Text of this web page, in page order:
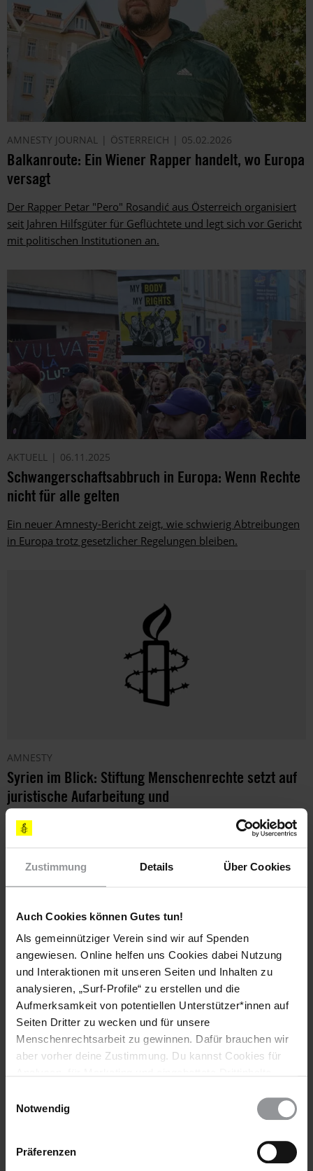
Zustimmung Details Über Cookies
Auch Cookies können Gutes tun!
Als gemeinnütziger Verein sind wir auf Spenden
angewiesen. Online helfen uns Cookies dabei Nutzung
und Interaktionen mit unseren Seiten und Inhalten zu
analysieren, „Surf-Profile“ zu erstellen und die
Aufmerksamkeit von potentiellen Unterstützer*innen auf
Seiten Dritter zu wecken und für unsere
Menschenrechtsarbeit zu gewinnen. Dafür brauchen wir
aber vorher deine Zustimmung. Du kannst Cookies für
wieder ändern. Diesen Banner kannst Du über den Link
Notwendig
Präferenzen
AMNESTY JOURNAL ÖSTERREICH 05.02.2026
Balkanroute: Ein Wiener Rapper handelt, wo Europa
versagt
Der Rapper Petar "Pero" Rosandić aus Österreich organisiert
seit Jahren Hilfsgüter für Geflüchtete und legt sich vor Gericht
mit politischen Institutionen an.
AKTUELL 06.11.2025
Schwangerschaftsabbruch in Europa: Wenn Rechte
nicht für alle gelten
Ein neuer Amnesty-Bericht zeigt, wie schwierig Abtreibungen
in Europa trotz gesetzlicher Regelungen bleiben.
AMNESTY
Syrien im Blick: Stiftung Menschenrechte setzt auf
juristische Aufarbeitung und
Menschenrechtsbildung
der Arbeit der Stiftung Menschenrechte.
Die Leistungen der Sozialhilfe waren nach wie vor nicht
angemessen. Schwangerschaftsabbrüche waren 2024 noch
immer nicht vollständig entkriminalisiert.